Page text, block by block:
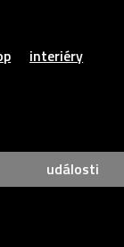
interiéry
události